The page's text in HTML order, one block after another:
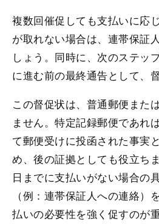
複数回催促しても支払いに応
が取れない場合は、連帯保証
しょう。同時に、次のステッ
に進む前の最終通告として、
この督促状は、普通郵便また
ません。特定記録郵便であれ
て郵便受けに投函された事実
め、後の証拠としても役立ち
日までに支払いがない場合の
（例：連帯保証人への連絡）
払いの必要性を強く促すのが